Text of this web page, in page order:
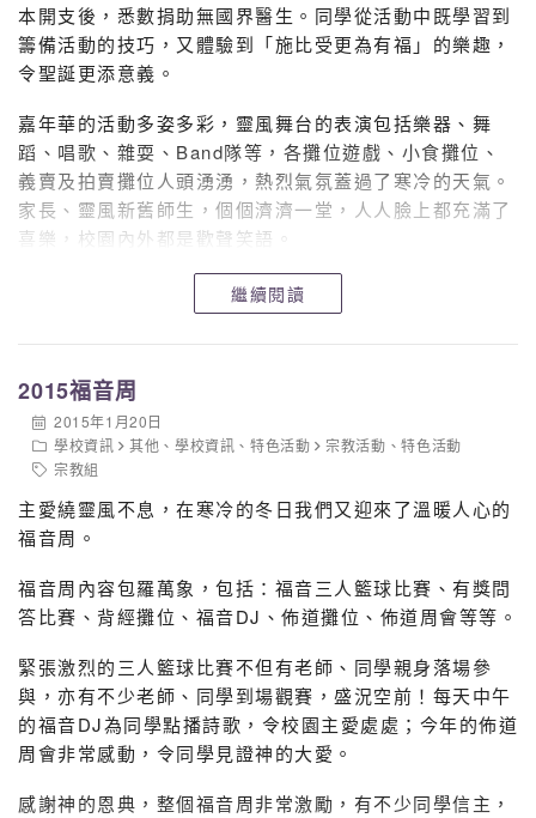
本開支後，悉數捐助無國界醫生。同學從活動中既學習到
籌備活動的技巧，又體驗到「施比受更為有福」的樂趣，
令聖誕更添意義。
嘉年華的活動多姿多彩，靈風舞台的表演包括樂器、舞
蹈、唱歌、雜耍、Band隊等，各攤位遊戲、小食攤位、
義賣及拍賣攤位人頭湧湧，熱烈氣氛蓋過了寒冷的天氣。
家長、靈風新舊師生，個個濟濟一堂，人人臉上都充滿了
喜樂，校園內外都是歡聲笑語。
繼續閱讀
2015福音周
2015年1月20日
學校資訊
其他 、學校資訊 、特色活動 宗教活動 、特色活動
宗教組
主愛繞靈風不息，在寒冷的冬日我們又迎來了溫暖人心的
福音周。
福音周內容包羅萬象，包括：福音三人籃球比賽、有獎問
答比賽、背經攤位、福音DJ、佈道攤位、佈道周會等等。
緊張激烈的三人籃球比賽不但有老師、同學親身落場參
與，亦有不少老師、同學到場觀賽，盛況空前！每天中午
的福音DJ為同學點播詩歌，令校園主愛處處；今年的佈道
周會非常感動，令同學見證神的大愛。
感謝神的恩典，整個福音周非常激勵，有不少同學信主，